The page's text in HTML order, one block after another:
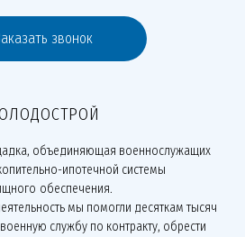
звонок
объединяющая военнослужащих
ипотечной системы
обеспечения.
мы помогли десяткам тысяч
службу по контракту, обрести